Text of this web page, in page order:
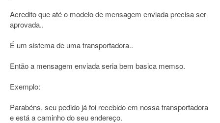
Acredito que até o modelo de mensagem enviada precisa ser
aprovada..
É um sistema de uma transportadora..
Então a mensagem enviada seria bem basica memso.
Exemplo:
Parabéns, seu pedido já foi recebido em nossa transportadora
e está a caminho do seu endereço.